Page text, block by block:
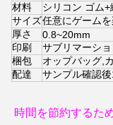
材料
シリコン ゴム
サイズ任意にゲーム
厚さ
0.8~20mm
印刷
サブリマーショ
梱包
オップバッグ,
配達
サンプル確認後
時間を節約するた